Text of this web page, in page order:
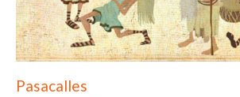
Pasacalles